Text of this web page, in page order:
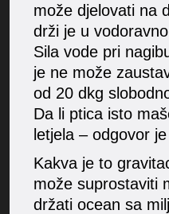
može djelovati na
drži je u
Sila vode pri
je ne može
od 20 dkg
Da li ptica isto
letjela – odgovor
Kakva je to
može suprostaviti
držati ocean sa